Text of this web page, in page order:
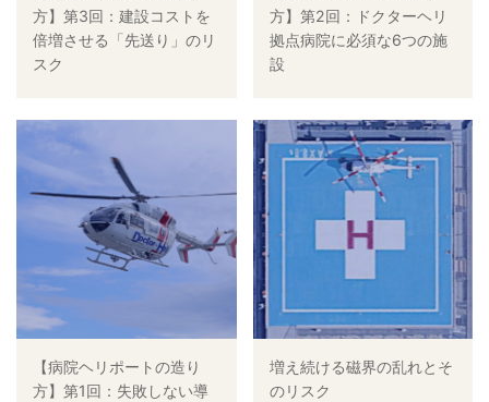
方】第3回：建設コストを
倍増させる「先送り」のリ
スク
方】第2回：ドクターヘリ
拠点病院に必須な6つの施
設
【病院ヘリポートの造り
方】第1回：失敗しない導
増え続ける磁界の乱れとそ
のリスク